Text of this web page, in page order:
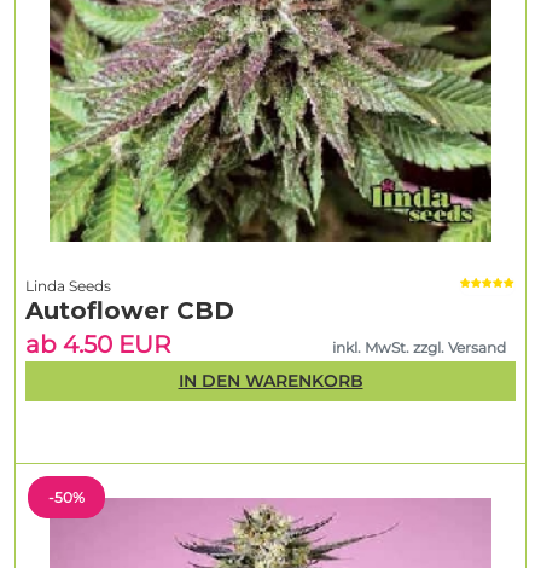
-50%
Linda Seeds
Autoflower CBD
ab 4.50 EUR
inkl. MwSt. zzgl. Versand
IN DEN WARENKORB